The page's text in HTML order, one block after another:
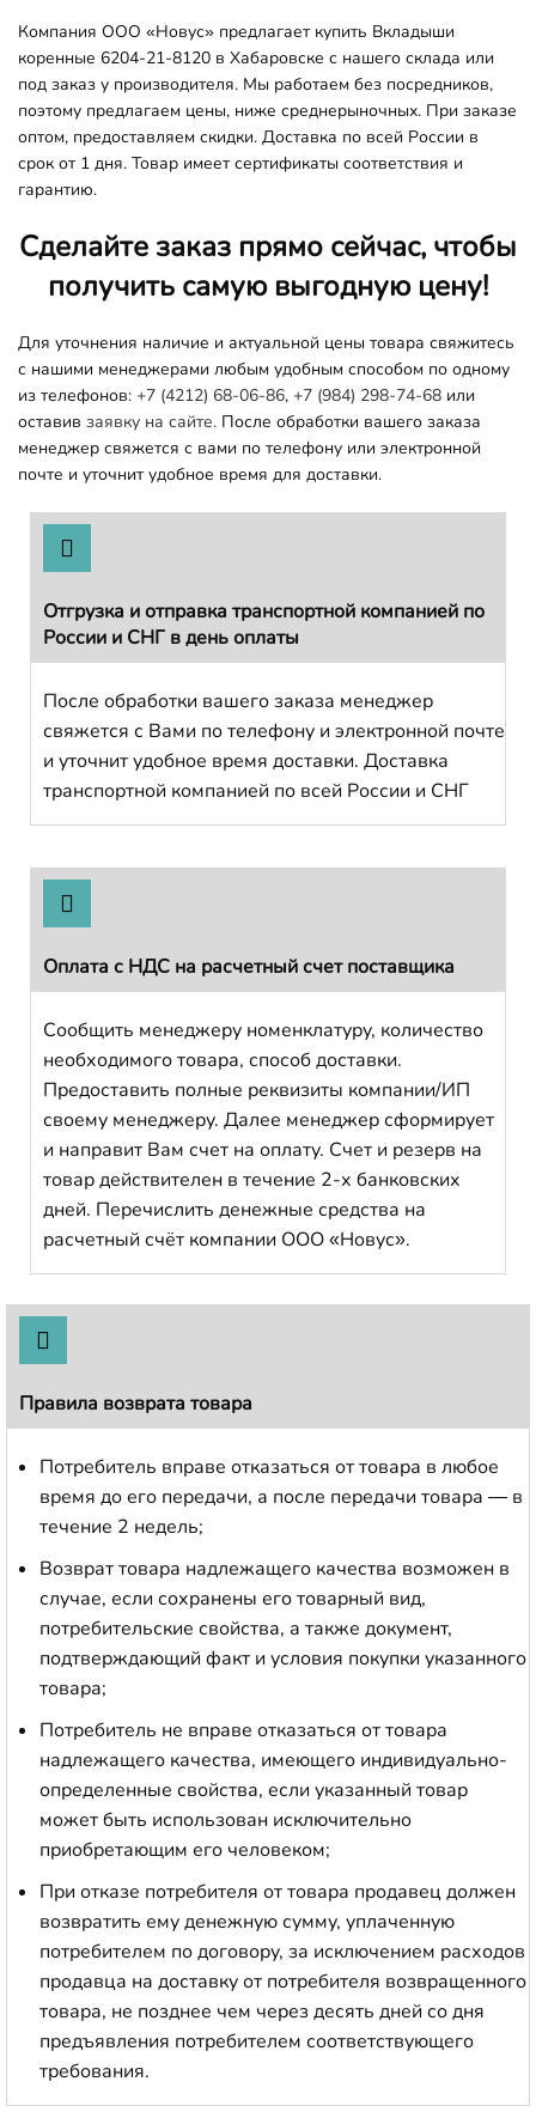
Компания ООО «Новус» предлагает купить Вкладыши
коренные 6204-21-8120 в Хабаровске с нашего склада или
под заказ у производителя. Мы работаем без посредников,
поэтому предлагаем цены, ниже среднерыночных. При заказе
оптом, предоставляем скидки. Доставка по всей России в
срок от 1 дня. Товар имеет сертификаты соответствия и
гарантию.
Сделайте заказ прямо сейчас, чтобы
получить самую выгодную цену!
Для уточнения наличие и актуальной цены товара свяжитесь
с нашими менеджерами любым удобным способом по одному
из телефонов: +7 (4212) 68-06-86, +7 (984) 298-74-68 или
оставив заявку на сайте. После обработки вашего заказа
менеджер свяжется с вами по телефону или электронной
почте и уточнит удобное время для доставки.
Отгрузка и отправка транспортной компанией по
России и СНГ в день оплаты
После обработки вашего заказа менеджер
свяжется с Вами по телефону и электронной почте
и уточнит удобное время доставки. Доставка
транспортной компанией по всей России и СНГ
Оплата с НДС на расчетный счет поставщика
Сообщить менеджеру номенклатуру, количество
необходимого товара, способ доставки.
Предоставить полные реквизиты компании/ИП
своему менеджеру. Далее менеджер сформирует
и направит Вам счет на оплату. Счет и резерв на
товар действителен в течение 2-х банковских
дней. Перечислить денежные средства на
расчетный счёт компании ООО «Новус».
Правила возврата товара
Потребитель вправе отказаться от товара в любое
время до его передачи, а после передачи товара — в
течение 2 недель;
Возврат товара надлежащего качества возможен в
случае, если сохранены его товарный вид,
потребительские свойства, а также документ,
подтверждающий факт и условия покупки указанного
товара;
Потребитель не вправе отказаться от товара
надлежащего качества, имеющего индивидуально-
определенные свойства, если указанный товар
может быть использован исключительно
приобретающим его человеком;
При отказе потребителя от товара продавец должен
возвратить ему денежную сумму, уплаченную
потребителем по договору, за исключением расходов
продавца на доставку от потребителя возвращенного
товара, не позднее чем через десять дней со дня
предъявления потребителем соответствующего
требования.